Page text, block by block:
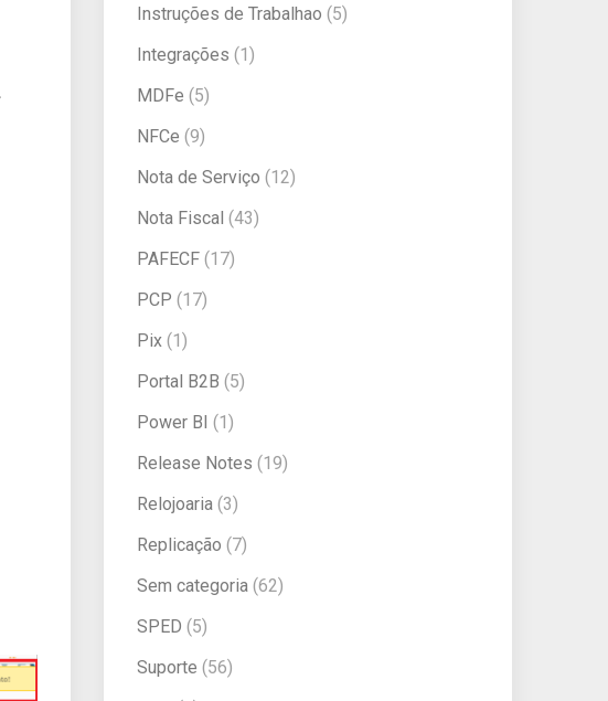
Instruções de Trabalhao (5)
Integrações (1)
MDFe (5)
NFCe (9)
Nota de Serviço (12)
Nota Fiscal (43)
PAFECF (17)
PCP (17)
Pix (1)
Portal B2B (5)
Power BI (1)
Release Notes (19)
Relojoaria (3)
Replicação (7)
Sem categoria (62)
SPED (5)
Suporte (56)